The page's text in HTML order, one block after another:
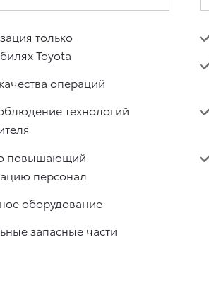
только
Toyota
операций
технологий
повышающий
персонал
оборудование
запасные части